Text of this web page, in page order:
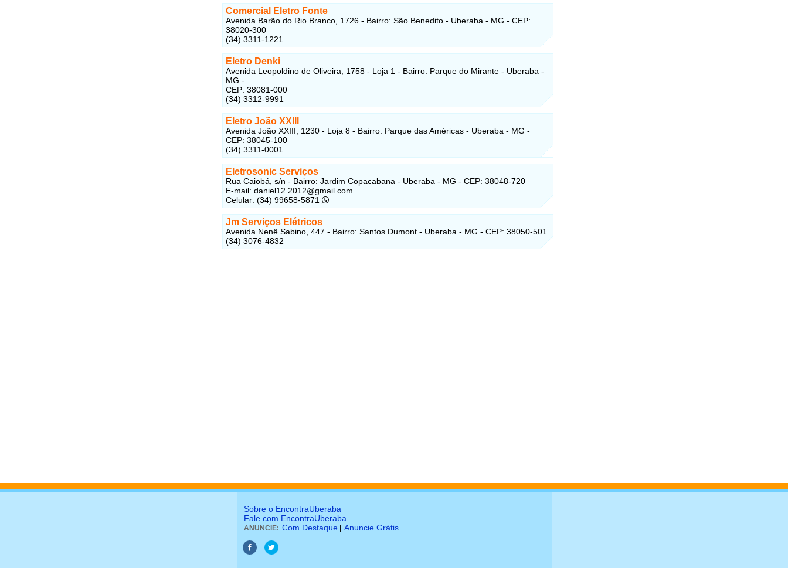
Comercial Eletro Fonte
Avenida Barão do Rio Branco, 1726 - Bairro: São Benedito - Uberaba - MG - CEP:
38020-300
(34) 3311-1221
Eletro Denki
Avenida Leopoldino de Oliveira, 1758 - Loja 1 - Bairro: Parque do Mirante - Uberaba -
MG -
CEP: 38081-000
(34) 3312-9991
Eletro João XXIII
Avenida João XXIII, 1230 - Loja 8 - Bairro: Parque das Américas - Uberaba - MG -
CEP: 38045-100
(34) 3311-0001
Eletrosonic Serviços
Rua Caiobá, s/n - Bairro: Jardim Copacabana - Uberaba - MG - CEP: 38048-720
E-mail: daniel12.2012@gmail.com
Celular: (34) 99658-5871
Jm Serviços Elétricos
Avenida Nenê Sabino, 447 - Bairro: Santos Dumont - Uberaba - MG - CEP: 38050-501
(34) 3076-4832
Sobre o EncontraUberaba
Fale com EncontraUberaba
ANUNCIE: Com Destaque Anuncie Grátis